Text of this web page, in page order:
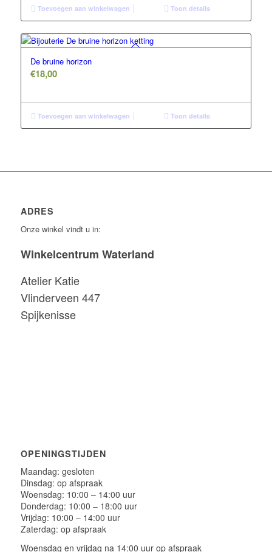
Toevoegen aan winkelwagen Toon details
De bruine horizon
€18,00
Toevoegen aan winkelwagen Toon details
ADRES
Onze winkel vindt u in:
Winkelcentrum Waterland
Atelier Katie
Vlinderveen 447
Spijkenisse
OPENINGSTIJDEN
Maandag: gesloten
Dinsdag: op afspraak
Woensdag: 10:00 – 14:00 uur
Donderdag: 10:00 – 18:00 uur
Vrijdag: 10:00 – 14:00 uur
Zaterdag: op afspraak
Woensdag en vrijdag na 14:00 uur op afspraak